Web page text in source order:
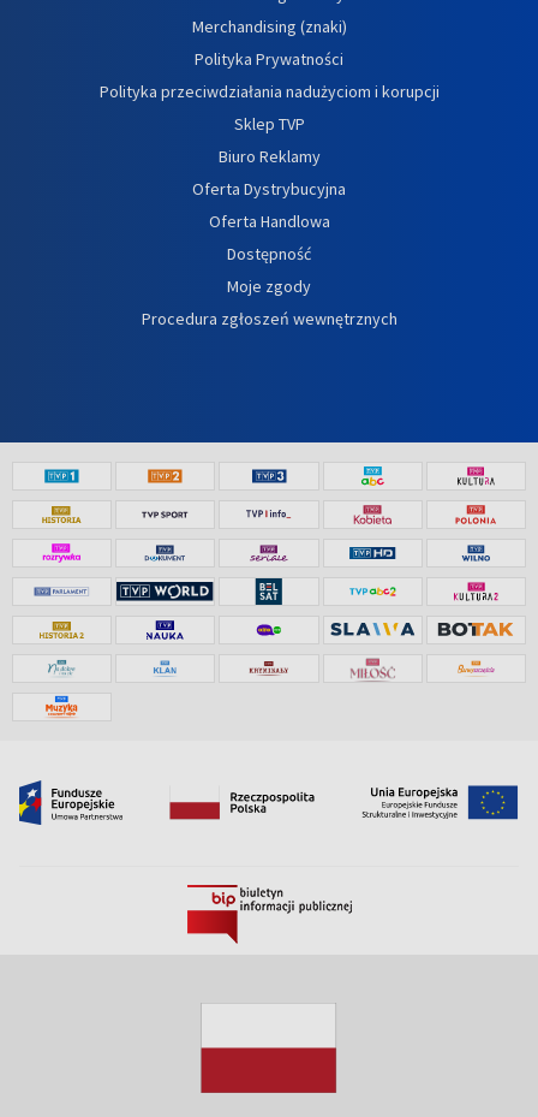
Merchandising (znaki)
Polityka Prywatności
Polityka przeciwdziałania nadużyciom i korupcji
Sklep TVP
Biuro Reklamy
Oferta Dystrybucyjna
Oferta Handlowa
Dostępność
Moje zgody
Procedura zgłoszeń wewnętrznych